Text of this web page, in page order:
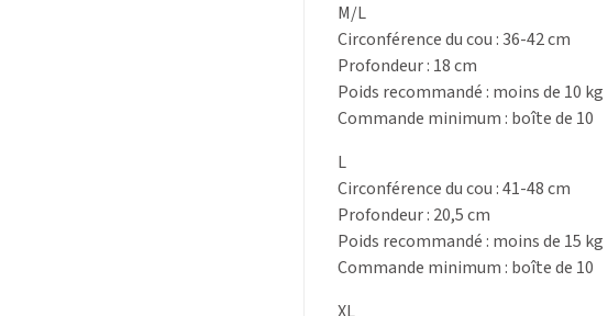
M/L
Circonférence du cou : 36-42 cm
Profondeur : 18 cm
Poids recommandé : moins de 10 kg
Commande minimum : boîte de 10
L
Circonférence du cou : 41-48 cm
Profondeur : 20,5 cm
Poids recommandé : moins de 15 kg
Commande minimum : boîte de 10